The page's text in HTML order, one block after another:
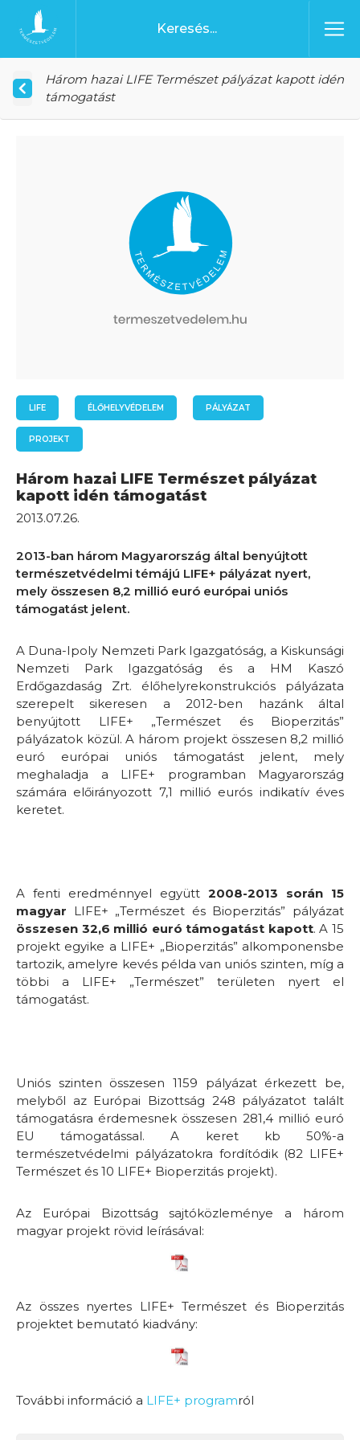
Ugrás a tartalomhoz
Főoldal
Három hazai LIFE Természet pályázat kapott idén
támogatást
LIFE ÉLŐHELYVÉDELEM PÁLYÁZAT
PROJEKT
Három hazai LIFE Természet pályázat
kapott idén támogatást
2013.07.26.
2013-ban három Magyarország által benyújtott
természetvédelmi témájú LIFE+ pályázat nyert,
mely összesen 8,2 millió euró európai uniós
támogatást jelent.
A Duna-Ipoly Nemzeti Park Igazgatóság, a Kiskunsági
Nemzeti Park Igazgatóság és a HM Kaszó
Erdőgazdaság Zrt. élőhelyrekonstrukciós pályázata
szerepelt sikeresen a 2012-ben hazánk által
benyújtott LIFE+ „Természet és Bioperzitás”
pályázatok közül. A három projekt összesen 8,2 millió
euró európai uniós támogatást jelent, mely
meghaladja a LIFE+ programban Magyarország
számára előirányozott 7,1 millió eurós indikatív éves
keretet.
A fenti eredménnyel együtt 2008-2013 során 15
magyar LIFE+ „Természet és Bioperzitás” pályázat
összesen 32,6 millió euró támogatást kapott. A 15
projekt egyike a LIFE+ „Bioperzitás” alkomponensbe
tartozik, amelyre kevés példa van uniós szinten, míg a
többi a LIFE+ „Természet” területen nyert el
támogatást.
Uniós szinten összesen 1159 pályázat érkezett be,
melyből az Európai Bizottság 248 pályázatot talált
támogatásra érdemesnek összesen 281,4 millió euró
EU támogatással. A keret kb 50%-a
természetvédelmi pályázatokra fordítódik (82 LIFE+
Természet és 10 LIFE+ Bioperzitás projekt).
Az Európai Bizottság sajtóközleménye a három
magyar projekt rövid leírásával:
Az összes nyertes LIFE+ Természet és Bioperzitás
projektet bemutató kiadvány:
További információ a LIFE+ programról